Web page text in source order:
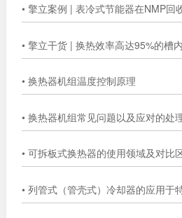
• 擎立案例 | 表冷式节能器在NMP回
• 换热器机组温度控制原理
• 换热器机组常见问题以及应对的处
• 可拆板式换热器的使用领域及对比
• 列管式（管壳式）冷却器的应用于